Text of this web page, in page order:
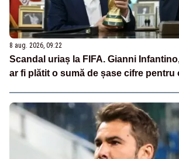
8 aug. 2026, 09:22
Scandal uriaș la FIFA. Gianni
ar fi plătit o sumă de șase cifre pentru